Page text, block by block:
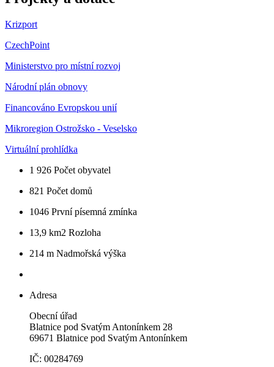
Krizport
CzechPoint
Ministerstvo pro místní rozvoj
Národní plán obnovy
Financováno Evropskou unií
Mikroregion Ostrožsko - Veselsko
Virtuální prohlídka
1 926 Počet obyvatel
821 Počet domů
1046 První písemná zmínka
13,9 km2 Rozloha
214 m Nadmořská výška
Adresa
Obecní úřad
Blatnice pod Svatým Antonínkem 28
69671 Blatnice pod Svatým Antonínkem
IČ: 00284769